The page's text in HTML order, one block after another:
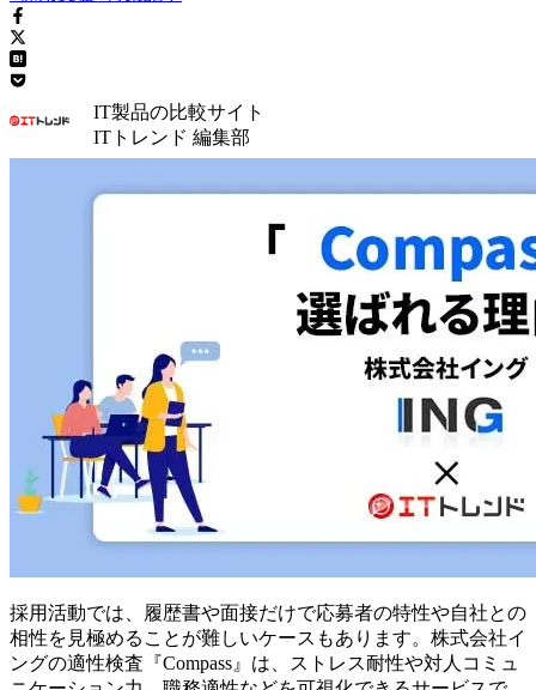
IT製品の比較サイト
ITトレンド 編集部
採用活動では、履歴書や面接だけで応募者の特性や自社との
相性を見極めることが難しいケースもあります。株式会社イ
ングの適性検査『Compass』は、ストレス耐性や対人コミュ